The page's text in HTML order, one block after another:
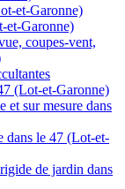
et-Garonne)
et-Garonne)
coupes-vent,
(Lot-et-Garonne)
et sur mesure dans
dans le 47 (Lot-et-
de jardin dans